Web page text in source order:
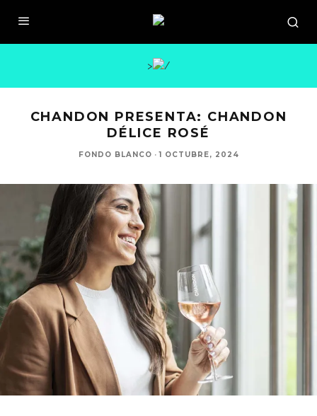
>
CHANDON PRESENTA: CHANDON
DÉLICE ROSÉ
FONDO BLANCO · 1 OCTUBRE, 2024